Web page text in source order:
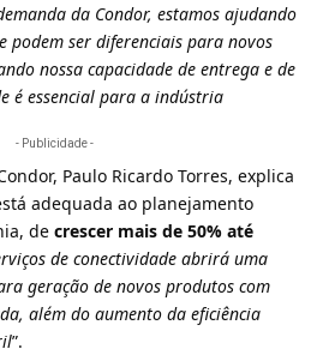
da Condor, estamos ajudando
podem ser diferenciais para novos
nossa capacidade de entrega e de
é essencial para a indústria
- Publicidade -
Paulo Ricardo Torres, explica
adequada ao planejamento
de crescer mais de 50% até
de conectividade abrirá uma
geração de novos produtos com
além do aumento da eficiência
”.